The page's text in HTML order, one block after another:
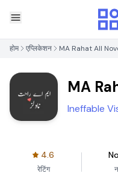
होम एप्लिकेशन MA Rahat All
MA
Ineffable
4.6
रेटिंग